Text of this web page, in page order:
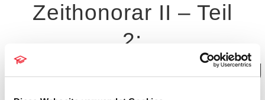
Zeithonorar II – Teil
2:
Stundensatzverwaltung